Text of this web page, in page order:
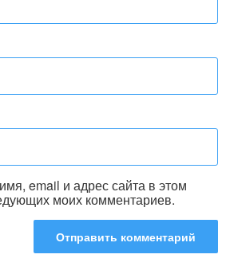
email и адрес сайта в этом
моих комментариев.